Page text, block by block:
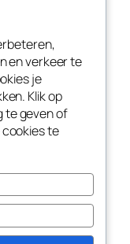
Vliegveld
en verkeer te
je
Klik op
te geven of
te